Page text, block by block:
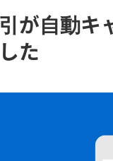
が自動キ
た